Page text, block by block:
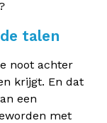
talen
noot achter
krijgt. En dat
een
met